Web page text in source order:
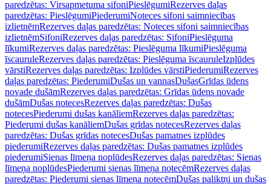
paredzētas: Virsapmetuma sifoniPieslēgumiRezerves daļas
paredzētas: PieslēgumiPiederumiNoteces sifoni saimniecības
izlietnēmRezerves daļas paredzētas: Noteces sifoni saimniecības
izlietnēmSifoniRezerves daļas paredzētas: SifoniPieslēguma
līkumiRezerves daļas paredzētas: Pieslēguma līkumiPieslēguma
īscauruleRezerves daļas paredzētas: Pieslēguma īscauruleIzplūdes
vārstiRezerves daļas paredzētas: Izplūdes vārstiPiederumiRezerves
daļas paredzētas: PiederumiDušas un vannasDušasGrīdas ūdens
novade dušāmRezerves daļas paredzētas: Grīdas ūdens novade
dušāmDušas notecesRezerves daļas paredzētas: Dušas
notecesPiederumi dušas kanāliemRezerves daļas paredzētas:
Piederumi dušas kanāliemDušas grīdas notecesRezerves daļas
paredzētas: Dušas grīdas notecesDušas pamatnes izplūdes
piederumiRezerves daļas paredzētas: Dušas pamatnes izplūdes
piederumiSienas līmeņa noplūdesRezerves daļas paredzētas: Sienas
līmeņa noplūdesPiederumi sienas līmeņa notecēmRezerves daļas
paredzētas: Piederumi sienas līmeņa notecēmDušas paliktņi un dušas